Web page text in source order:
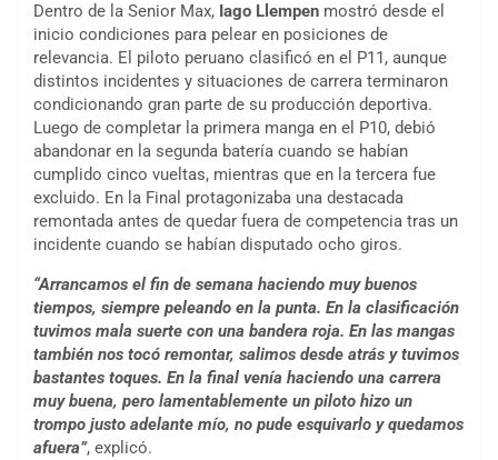
Dentro de la Senior Max, Iago Llempen mostró desde el
inicio condiciones para pelear en posiciones de
relevancia. El piloto peruano clasificó en el P11, aunque
distintos incidentes y situaciones de carrera terminaron
condicionando gran parte de su producción deportiva.
Luego de completar la primera manga en el P10, debió
abandonar en la segunda batería cuando se habían
cumplido cinco vueltas, mientras que en la tercera fue
excluido. En la Final protagonizaba una destacada
remontada antes de quedar fuera de competencia tras un
incidente cuando se habían disputado ocho giros.
“Arrancamos el fin de semana haciendo muy buenos
tiempos, siempre peleando en la punta. En la clasificación
tuvimos mala suerte con una bandera roja. En las mangas
también nos tocó remontar, salimos desde atrás y tuvimos
bastantes toques. En la final venía haciendo una carrera
muy buena, pero lamentablemente un piloto hizo un
trompo justo adelante mío, no pude esquivarlo y quedamos
afuera”, explicó.